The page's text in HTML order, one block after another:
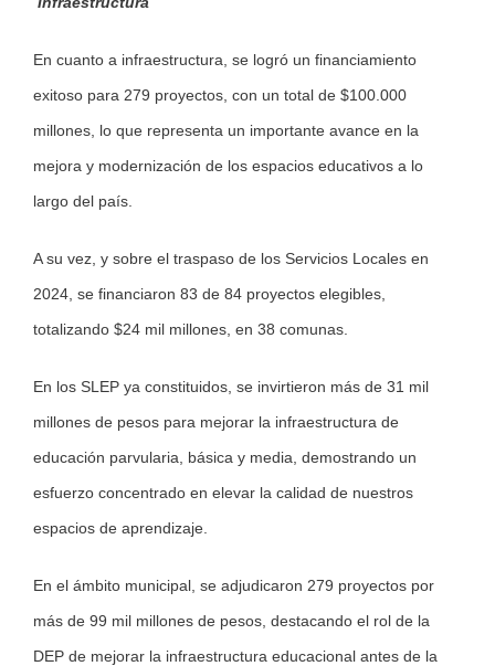
En cuanto a infraestructura, se logró un financiamiento
exitoso para 279 proyectos, con un total de $100.000
millones, lo que representa un importante avance en la
mejora y modernización de los espacios educativos a lo
largo del país.
A su vez, y sobre el traspaso de los Servicios Locales en
2024, se financiaron 83 de 84 proyectos elegibles,
totalizando $24 mil millones, en 38 comunas.
En los SLEP ya constituidos, se invirtieron más de 31 mil
millones de pesos para mejorar la infraestructura de
educación parvularia, básica y media, demostrando un
esfuerzo concentrado en elevar la calidad de nuestros
espacios de aprendizaje.
En el ámbito municipal, se adjudicaron 279 proyectos por
más de 99 mil millones de pesos, destacando el rol de la
DEP de mejorar la infraestructura educacional antes de la